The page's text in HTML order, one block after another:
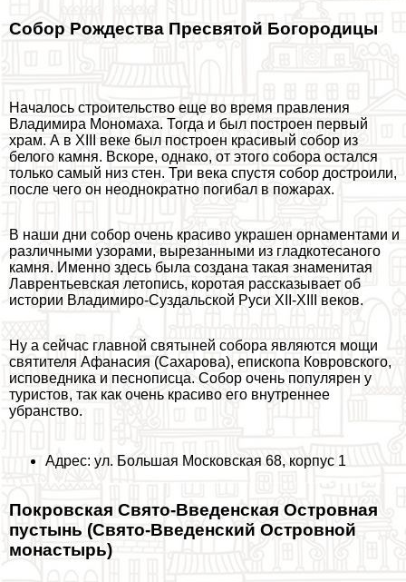
Собор Рождества Пресвятой Богородицы
Началось строительство еще во время правления
Владимира Мономаха. Тогда и был построен первый
храм. А в XIII веке был построен красивый собор из
белого камня. Вскоре, однако, от этого собора остался
только самый низ стен. Три века спустя собор достроили,
после чего он неоднократно погибал в пожарах.
В наши дни собор очень красиво украшен орнаментами и
различными узорами, вырезанными из гладкотесаного
камня. Именно здесь была создана такая знаменитая
Лаврентьевская летопись, коротая рассказывает об
истории Владимиро-Суздальской Руси XII-XIII веков.
Ну а сейчас главной святыней собора являются мощи
святителя Афанасия (Сахарова), епископа Ковровского,
исповедника и песнописца. Собор очень популярен у
туристов, так как очень красиво его внутреннее
убранство.
Адрес: ул. Большая Московская 68, корпус 1
Покровская Свято-Введенская Островная
пустынь (Свято-Введенский Островной
монастырь)